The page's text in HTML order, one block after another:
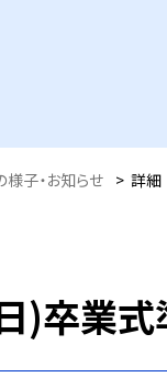
様子・お知らせ > 詳細
業式